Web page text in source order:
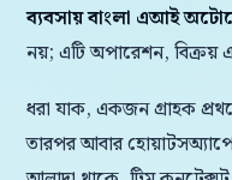
ব্যবসায় বাংলা এআই
নয়; এটি অপারেশন, বিক্রয়
ধরা যাক, একজন গ্রাহক
তারপর আবার হোয়াটসঅ্যাপে